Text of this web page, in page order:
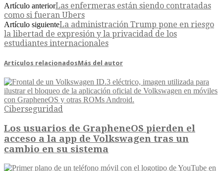
Artículo anteriorLas enfermeras están siendo contratadas
como si fueran Ubers
Artículo siguienteLa administración Trump pone en riesgo
la libertad de expresión y la privacidad de los
estudiantes internacionales
Artículos relacionadosMás del autor
Ciberseguridad
Los usuarios de GrapheneOS pierden el
acceso a la app de Volkswagen tras un
cambio en su sistema